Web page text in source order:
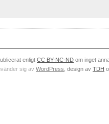
enligt CC BY-NC-ND om inget
sig av WordPress , design av TDH